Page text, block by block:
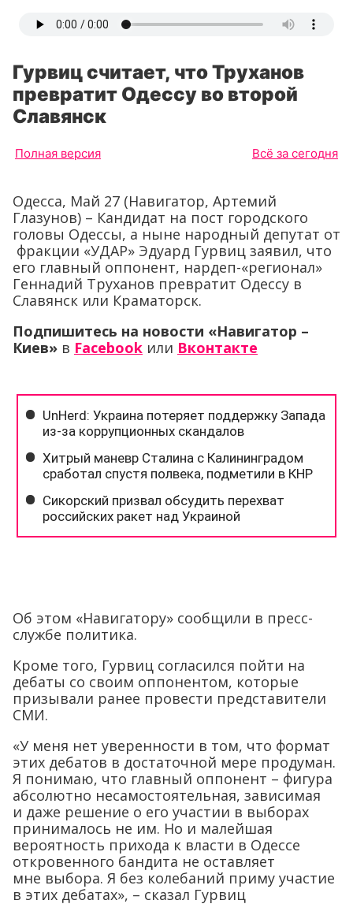
Гурвиц считает, что Труханов
превратит Одессу во второй
Славянск
Полная версия Всё за сегодня
Одесса, Май 27 (Навигатор, Артемий
Глазунов) – Кандидат на пост городского
головы Одессы, а ныне народный депутат от
фракции «УДАР» Эдуард Гурвиц заявил, что
его главный оппонент, нардеп-«регионал»
Геннадий Труханов превратит Одессу в
Славянск или Краматорск.
Подпишитесь на новости «Навигатор –
Киев» в Facebook или Вконтакте
Об этом «Навигатору» сообщили в пресс-
службе политика.
Кроме того, Гурвиц согласился пойти на
дебаты со своим оппонентом, которые
призывали ранее провести представители
СМИ.
«У меня нет уверенности в том, что формат
этих дебатов в достаточной мере продуман.
Я понимаю, что главный оппонент – фигура
абсолютно несамостоятельная, зависимая
и даже решение о его участии в выборах
принималось не им. Но и малейшая
вероятность прихода к власти в Одессе
откровенного бандита не оставляет
мне выбора. Я без колебаний приму участие
в этих дебатах», – сказал Гурвиц